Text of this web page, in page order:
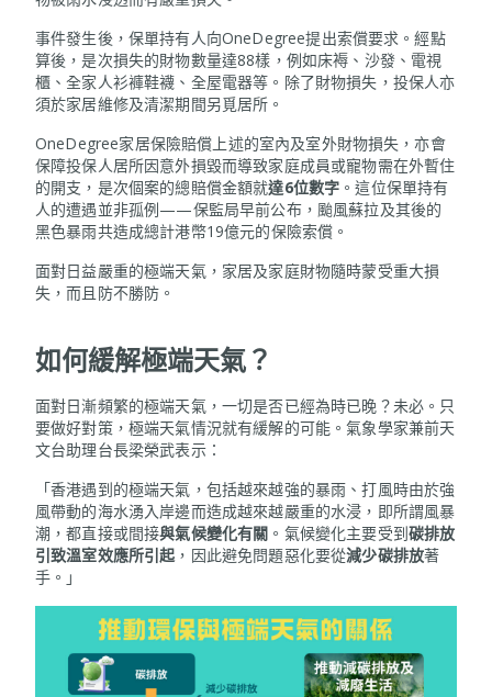
事件發生後，保單持有人向OneDegree提出索償要求。經點
算後，是次損失的財物數量達88樣，例如床褥、沙發、電視
櫃、全家人衫褲鞋襪、全屋電器等。除了財物損失，投保人亦
須於家居維修及清潔期間另覓居所。
OneDegree家居保險賠償上述的室內及室外財物損失，亦會
保障投保人居所因意外損毀而導致家庭成員或寵物需在外暫住
的開支，是次個案的總賠償金額就達6位數字 。這位保單持有
人的遭遇並非孤例——保監局早前公布，颱風蘇拉及其後的
黑色暴雨共造成總計港幣19億元的保險索償。
面對日益嚴重的極端天氣，家居及家庭財物隨時蒙受重大損
失，而且防不勝防。
如何緩解極端天氣？
面對日漸頻繁的極端天氣，一切是否已經為時已晚？未必。只
要做好對策，極端天氣情況就有緩解的可能。氣象學家兼前天
文台助理台長梁榮武表示：
「香港遇到的極端天氣，包括越來越強的暴雨、打風時由於強
風帶動的海水湧入岸邊而造成越來越嚴重的水浸，即所謂風暴
潮，都直接或間接與氣候變化有關 。氣候變化主要受到碳排放
引致溫室效應所引起，因此避免問題惡化要從減少碳排放著
手。」